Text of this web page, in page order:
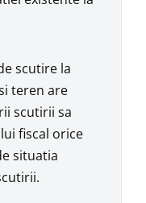
scutire la
teren are
scutirii sa
fiscal orice
situatia